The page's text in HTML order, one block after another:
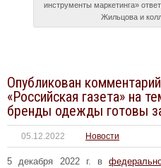
инструменты маркетинга»
Жильцова и
Опубликован
«Российская газета» на
бренды одежды готовы
05.12.2022 Новости
5 декабря 2022 г. в